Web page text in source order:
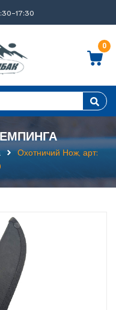
17:30
0
Охотничий Нож, арт: